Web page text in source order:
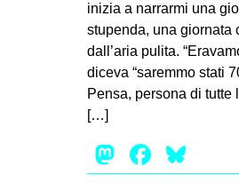
MIGRAZIONI
PRECARIATO
CULTURE
ARTE
inizia a narrarmi una
stupenda, una giornata
dall’aria pulita.
diceva “saremmo stati
Pensa, persona di tutte
[…]
Mastodon